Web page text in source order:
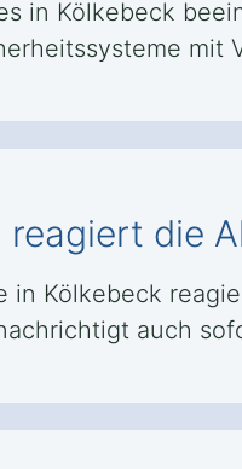
in Kölkebeck
mit
reagiert die
in Kölkebeck
auch